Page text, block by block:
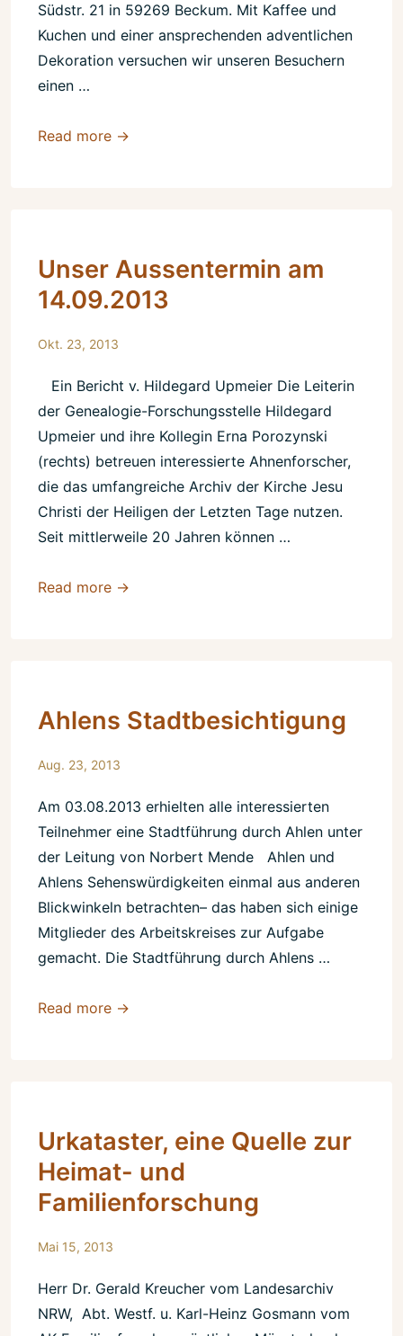
Südstr. 21 in 59269 Beckum. Mit Kaffee und
Kuchen und einer ansprechenden adventlichen
Dekoration versuchen wir unseren Besuchern
einen …
Literatur,
Read more →
Unser Aussentermin am
14.09.2013
Okt. 23, 2013
Ein Bericht v. Hildegard Upmeier Die Leiterin
der Genealogie-Forschungsstelle Hildegard
Upmeier und ihre Kollegin Erna Porozynski
(rechts) betreuen interessierte Ahnenforscher,
die das umfangreiche Archiv der Kirche Jesu
Christi der Heiligen der Letzten Tage nutzen.
Seit mittlerweile 20 Jahren können …
Unser
Read more →
Ahlens Stadtbesichtigung
Aug. 23, 2013
Am 03.08.2013 erhielten alle interessierten
Teilnehmer eine Stadtführung durch Ahlen unter
der Leitung von Norbert Mende Ahlen und
Ahlens Sehenswürdigkeiten einmal aus anderen
Blickwinkeln betrachten– das haben sich einige
Mitglieder des Arbeitskreises zur Aufgabe
gemacht. Die Stadtführung durch Ahlens …
Ahlens
Read more →
Urkataster, eine Quelle zur
Heimat- und
Familienforschung
Mai 15, 2013
Herr Dr. Gerald Kreucher vom Landesarchiv
NRW, Abt. Westf. u. Karl-Heinz Gosmann vom